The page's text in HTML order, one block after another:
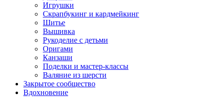
Игрушки
Скрапбукинг и кардмейкинг
Шитье
Вышивка
Рукоделие с детьми
Оригами
Канзаши
Поделки и мастер-классы
Валяние из шерсти
Закрытое сообщество
Вдохновение